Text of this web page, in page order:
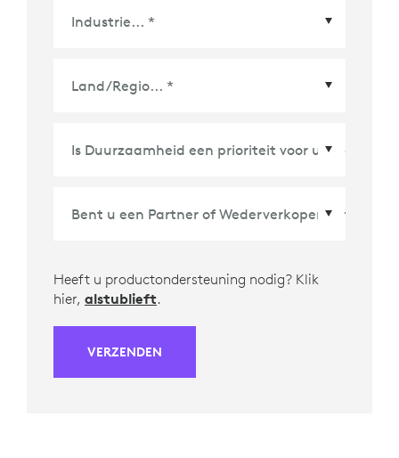
Heeft u productondersteuning nodig? Klik
hier, alstublieft.
VERZENDEN